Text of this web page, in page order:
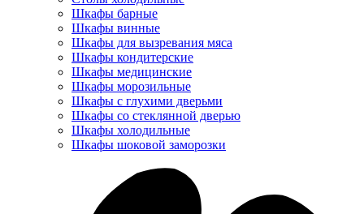
Шкафы барные
Шкафы винные
Шкафы для вызревания мяса
Шкафы кондитерские
Шкафы медицинские
Шкафы морозильные
Шкафы с глухими дверьми
Шкафы со стеклянной дверью
Шкафы холодильные
Шкафы шоковой заморозки